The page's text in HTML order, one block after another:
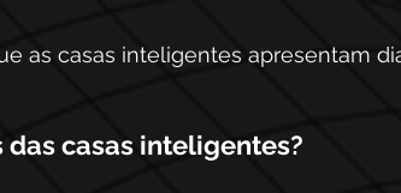
as casas inteligentes apresentam
casas inteligentes?